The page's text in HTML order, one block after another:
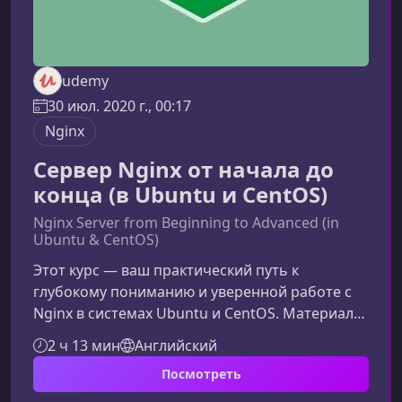
udemy
30 июл. 2020 г., 00:17
Nginx
Сервер Nginx от начала до
конца (в Ubuntu и CentOS)
Nginx Server from Beginning to Advanced (in
Ubuntu & CentOS)
Этот курс — ваш практический путь к
глубокому пониманию и уверенной работе с
Nginx в системах Ubuntu и CentOS. Материал
разработан так, чтобы вы смогли не только
установить и настроить сервер, но и
научиться использовать его как мощный веб-
2 ч 13 мин Английский
Посмотреть